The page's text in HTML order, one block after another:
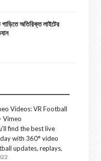
গাড়িতে অতিরিক্ত লাইটের
Videos: VR Football
Vimeo
find the best live
with 360° video
updates, replays,